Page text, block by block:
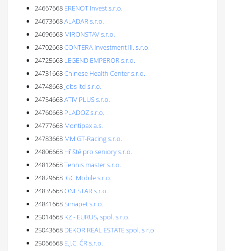
24667668 ERENOT Invest s.r.o.
24673668ALADAR s.r.o.
24696668 MIRONSTAV s.r.o.
24702668CONTERA Investment III. s.r.o.
24725668 LEGEND EMPEROR s.r.o.
24731668Chinese Health Center s.r.o.
24748668 Jobs ltd s.r.o.
24754668ATIV PLUS s.r.o.
24760668 PLADOZ s.r.o.
24777668 Montipax a.s.
24783668 MM GT-Racing s.r.o.
24806668 Hřiště pro seniory s.r.o.
24812668Tennis master s.r.o.
24829668 IGC Mobile s.r.o.
24835668ONESTAR s.r.o.
24841668Simapet s.r.o.
25014668 KZ - EURUS, spol. s r.o.
25043668 DEKOR REAL ESTATE spol. s r.o.
25066668 E.J.C. ČR s.r.o.